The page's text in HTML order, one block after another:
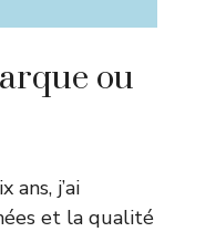
ou
j’ai
et la qualité